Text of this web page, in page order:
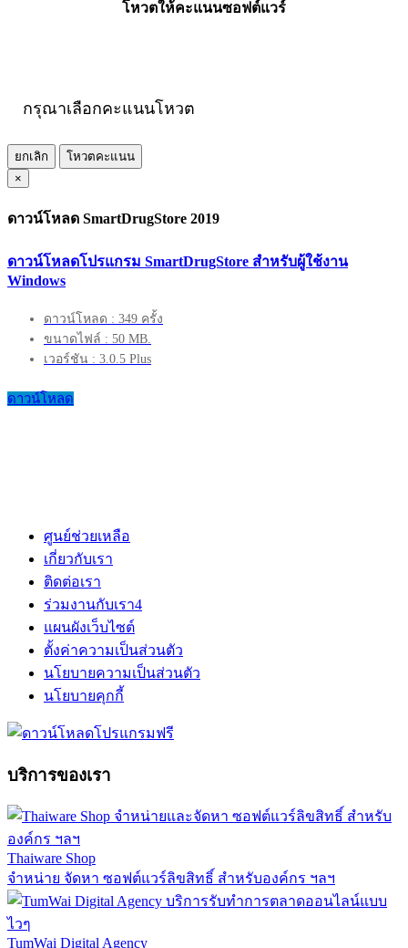
โหวตให้คะแนนซอฟต์แวร์
กรุณาเลือกคะแนนโหวต
ยกเลิก
โหวตคะแนน
×
ดาวน์โหลด SmartDrugStore 2019
ดาวน์โหลดโปรแกรม SmartDrugStore สำหรับผู้ใช้งาน
Windows
ดาวน์โหลด : 349 ครั้ง
ขนาดไฟล์ : 50 MB.
เวอร์ชัน : 3.0.5 Plus
ดาวน์โหลด
ศูนย์ช่วยเหลือ
เกี่ยวกับเรา
ติดต่อเรา
ร่วมงานกับเรา4
แผนผังเว็บไซต์
ตั้งค่าความเป็นส่วนตัว
นโยบายความเป็นส่วนตัว
นโยบายคุกกี้
บริการของเรา
Thaiware Shop
จำหน่าย จัดหา ซอฟต์แวร์ลิขสิทธิ์ สำหรับองค์กร ฯลฯ
TumWai Digital Agency